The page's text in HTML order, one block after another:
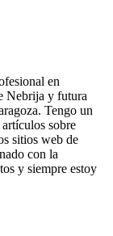
en
Nebrija y futura
Tengo un
sobre
sitios web de
con la
y siempre estoy